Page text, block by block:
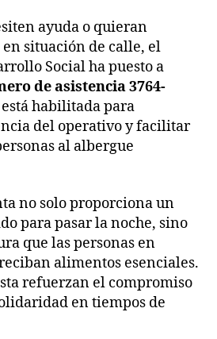
ayuda o quieran
situación de calle, el
Social ha puesto a
de asistencia 3764-
habilitada para
del operativo y facilitar
al albergue
no solo proporciona un
para pasar la noche, sino
que las personas en
alimentos esenciales.
refuerzan el compromiso
en tiempos de